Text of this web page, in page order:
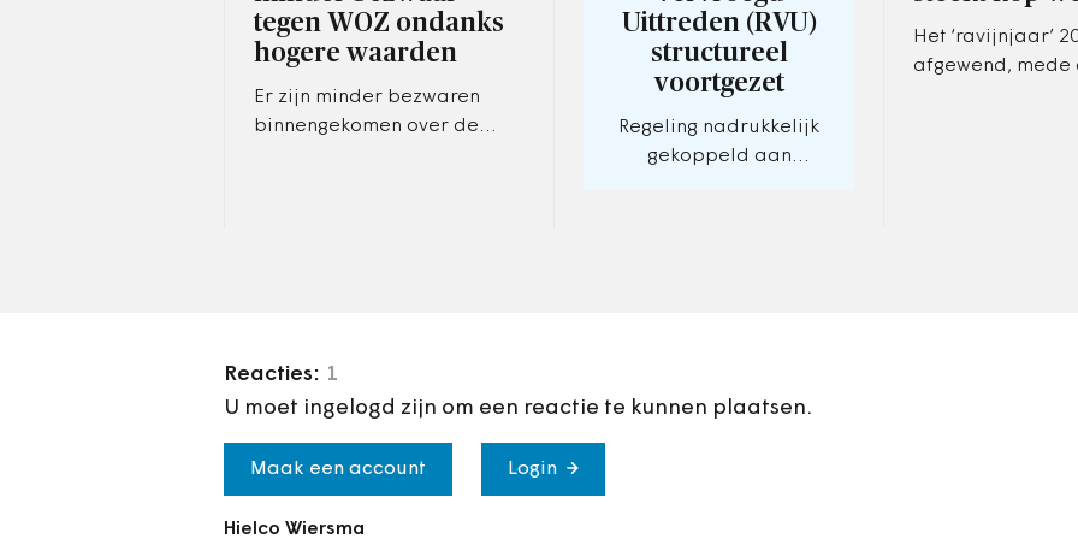
tegen WOZ ondanks
hogere waarden
Er zijn minder bezwaren
binnengekomen over de
Uittreden (RVU)
structureel
voortgezet
Regeling nadrukkelijk
gekoppeld aan
Het ‘ravijnjaar’
afgewend,
Reacties: 1
U moet ingelogd zijn om een reactie te kunnen plaatsen.
Maak een account Login
Hielco Wiersma